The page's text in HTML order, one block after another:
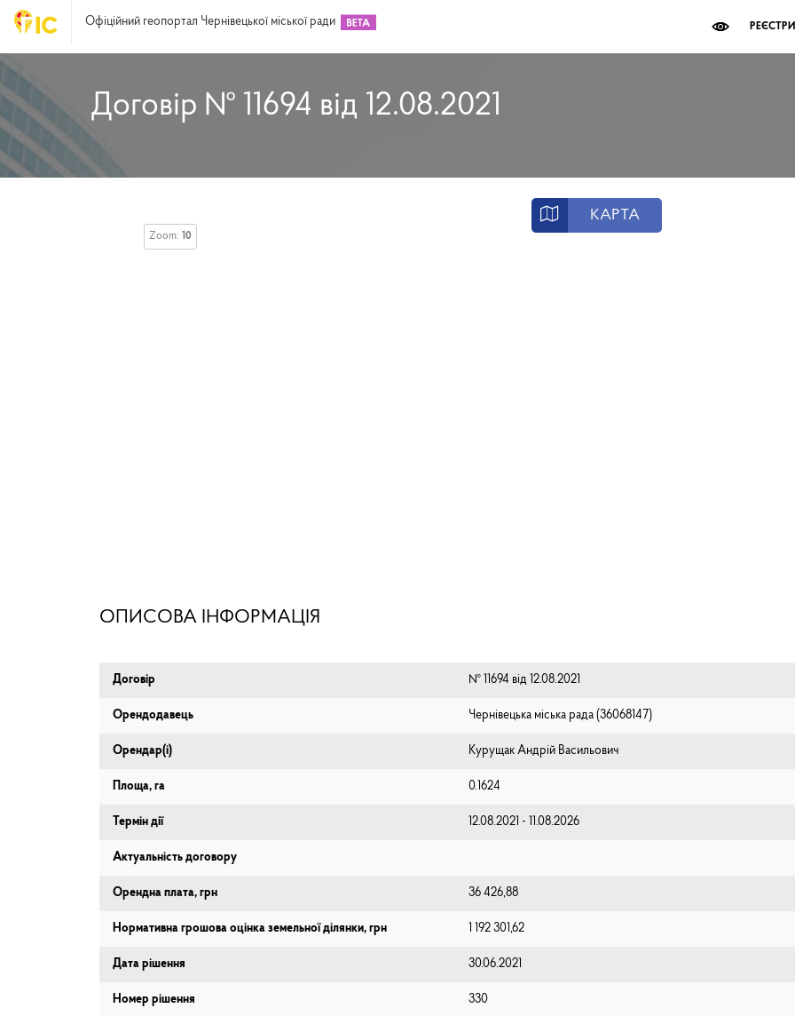
Офіційний геопортал Чернівецької міської ради РЕЄСТРИ
Договір № 11694 від 12.08.2021
КАРТА
Zoom: 10
ОПИСОВА ІНФОРМАЦІЯ
Договір № 11694 від 12.08.2021
Орендодавець Чернівецька міська рада (⁨36068147⁩)
Орендар(і) Курущак Андрій Васильович
Площа, га 0.1624
Термін дії 12.08.2021 - 11.08.2026
Актуальність договору
Орендна плата, грн 36 426,88
Нормативна грошова оцінка земельної ділянки, грн 1 192 301,62
Дата рішення 30.06.2021
Номер рішення 330